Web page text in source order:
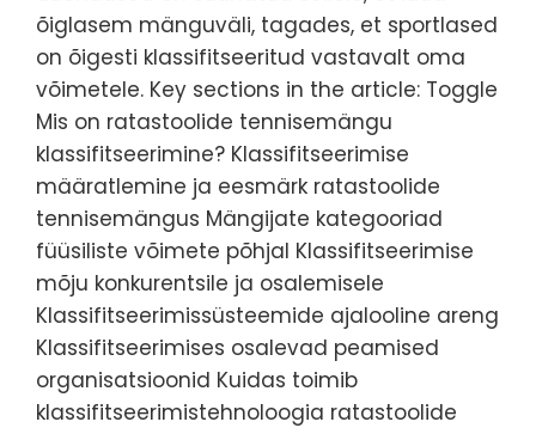
õiglasem mänguväli, tagades, et sportlased
on õigesti klassifitseeritud vastavalt oma
võimetele. Key sections in the article: Toggle
Mis on ratastoolide tennisemängu
klassifitseerimine? Klassifitseerimise
määratlemine ja eesmärk ratastoolide
tennisemängus Mängijate kategooriad
füüsiliste võimete põhjal Klassifitseerimise
mõju konkurentsile ja osalemisele
Klassifitseerimissüsteemide ajalooline areng
Klassifitseerimises osalevad peamised
organisatsioonid Kuidas toimib
klassifitseerimistehnoloogia ratastoolide